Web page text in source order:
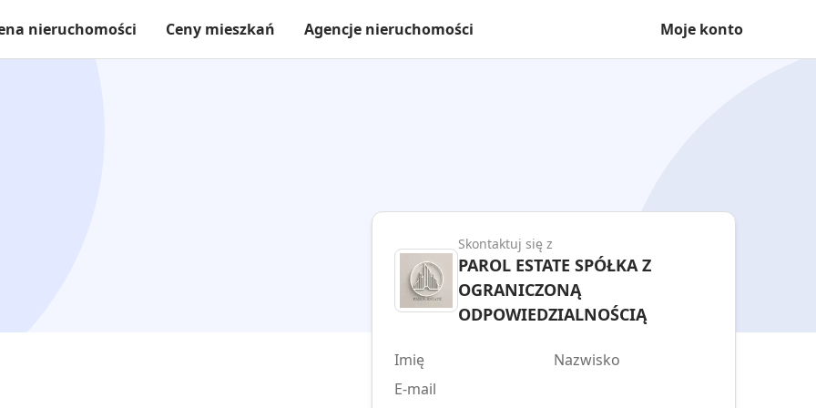
nieruchomości Ceny mieszkań Agencje nieruchomości Moje konto
Skontaktuj się z
PAROL ESTATE SPÓŁKA Z
OGRANICZONĄ
ODPOWIEDZIALNOŚCIĄ